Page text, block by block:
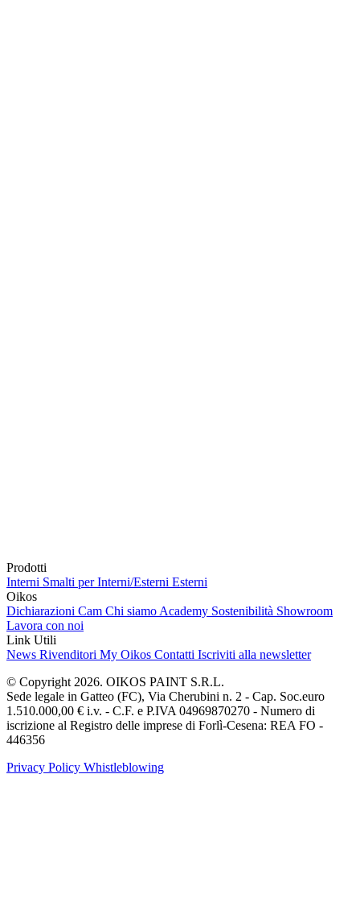
Prodotti
Interni Smalti per Interni/Esterni Esterni
Oikos
Dichiarazioni Cam Chi siamo Academy Sostenibilità Showroom
Lavora con noi
Link Utili
News Rivenditori My Oikos Contatti Iscriviti alla newsletter
© Copyright 2026. OIKOS PAINT S.R.L.
Sede legale in Gatteo (FC), Via Cherubini n. 2 - Cap. Soc.euro
1.510.000,00 € i.v. - C.F. e P.IVA 04969870270 - Numero di
iscrizione al Registro delle imprese di Forlì-Cesena: REA FO -
446356
Privacy Policy Whistleblowing